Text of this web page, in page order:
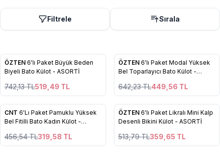
Filtrele Sırala
%30
Favorilere Ekle
ÖZTEN 6'lı Paket Büyük Beden
Biyeli Bato Külot - ASORTİ
742,13TL519,49 TL
%30
Favorilere Ekle
ÖZTEN 6'lı Paket Modal Yüksek
Bel Toparlayıcı Bato Külot -
642,23TL449,56 TL
%30
Favorilere Ekle
6
CNT 6'Lı Paket Pamuklu Yüksek
Bel Fitilli Bato Kadın Külot -
456,54TL319,58 TL
%30
Favorilere Ekle
ÖZTEN 6'lı Paket Likralı Mini Kalp
Desenli Bikini Külot - ASORTİ
513,79TL359,65 TL
16 5